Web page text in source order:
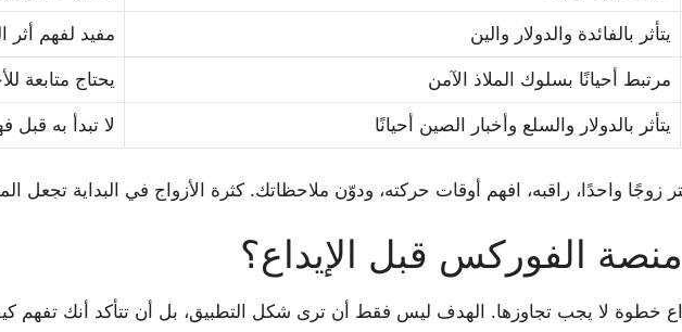
يتأثر بالفائدة والدولار والين مفيد لفهم أثر
مرتبط أحيانًا بسلوك الملاذ الآمن يحتاج متابعة
يتأثر بالدولار والسلع وأخبار الصين أحيانًا لا تبدأ به قبل
زوجًا واحدًا، راقبه، افهم أوقات حركته، ودوّن ملاحظاتك. كثرة الأزواج في البداية تجعل
الفوركس قبل الإيداع؟
خطوة لا يجب تجاوزها. الهدف ليس فقط أن ترى شكل التطبيق، بل أن تتأكد أنك